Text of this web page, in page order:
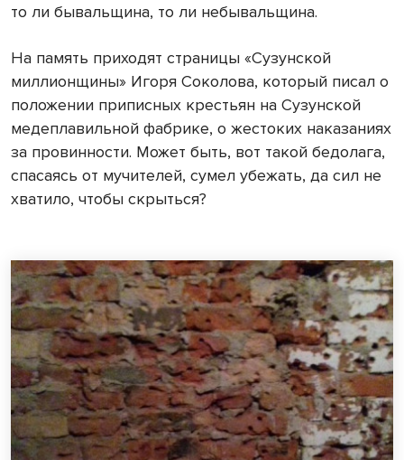
то ли бывальщина, то ли небывальщина.
На память приходят страницы «Сузунской
миллионщины» Игоря Соколова, который писал о
положении приписных крестьян на Сузунской
медеплавильной фабрике, о жестоких наказаниях
за провинности. Может быть, вот такой бедолага,
спасаясь от мучителей, сумел убежать, да сил не
хватило, чтобы скрыться?